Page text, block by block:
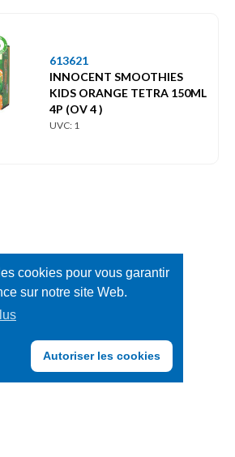
cookies pour vous garantir
sur notre site Web.
Autoriser les cookies
613621
INNOCENT SMOOTHIES
KIDS ORANGE TETRA 150ML
4P (OV 4 )
UVC: 1